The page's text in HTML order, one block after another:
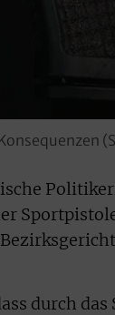
durch das